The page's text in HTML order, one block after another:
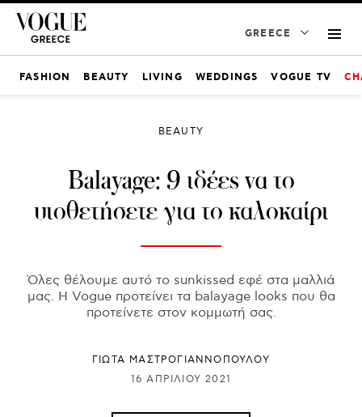
GREECE
FASHION BEAUTY LIVING WEDDINGS VOGUE TV
BEAUTY
Balayage: 9 ιδέες να το
υιοθετήσετε για το καλοκαίρι
Όλες θέλουμε αυτό το sunkissed εφέ στα μαλλιά
μας. Η Vogue προτείνει τα balayage looks που θα
προτείνετε στον κομμωτή σας.
ΓΙΩΤΑ ΜΑΣΤΡΟΓΙΑΝΝΟΠΟΥΛΟΥ
16 ΑΠΡΙΛΊΟΥ 2021